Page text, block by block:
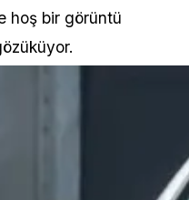
hoş bir görüntü